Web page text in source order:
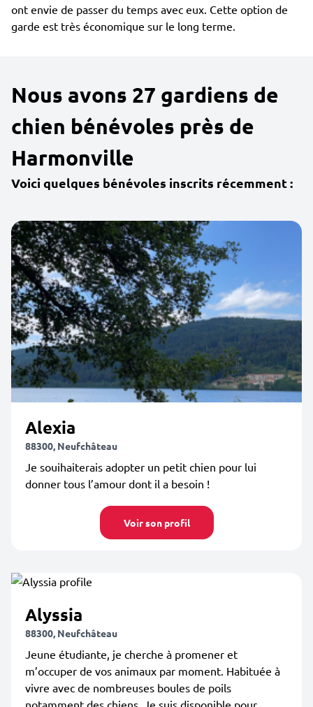
ont envie de passer du temps avec eux. Cette option de
garde est très économique sur le long terme.
Nous avons 27 gardiens de
chien bénévoles près de
Harmonville
Voici quelques bénévoles inscrits récemment :
Alexia
88300, Neufchâteau
Je souihaiterais adopter un petit chien pour lui
donner tous l’amour dont il a besoin !
Voir son profil
Alyssia
88300, Neufchâteau
Jeune étudiante, je cherche à promener et
m’occuper de vos animaux par moment. Habituée à
vivre avec de nombreuses boules de poils
notamment des chiens. Je suis disponible pour